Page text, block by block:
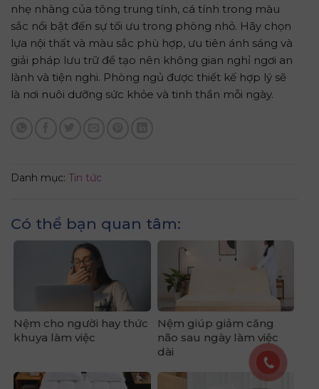
nhẹ nhàng của tông trung tính, cá tính trong màu
sắc nổi bật đến sự tối ưu trong phòng nhỏ. Hãy chọn
lựa nội thất và màu sắc phù hợp, ưu tiên ánh sáng và
giải pháp lưu trữ để tạo nên không gian nghỉ ngơi an
lành và tiện nghi. Phòng ngủ được thiết kế hợp lý sẽ
là nơi nuôi dưỡng sức khỏe và tinh thần mỗi ngày.
Danh mục: Tin tức
Có thể bạn quan tâm:
Nệm cho người hay thức
khuya làm việc
Nệm giúp giảm căng
não sau ngày làm việc
dài